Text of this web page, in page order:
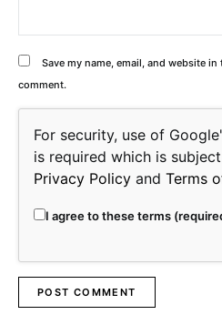
Save my name, email, and website
comment.
For security, use of
is required which is
Privacy Policy and Terms
I agree to these terms